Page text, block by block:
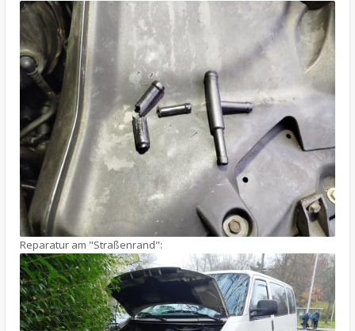
Reparatur am "Straßenrand":